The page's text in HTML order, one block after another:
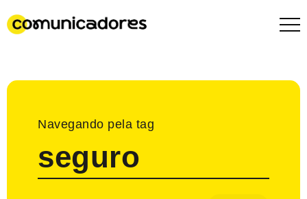
Navegando pela tag
seguro